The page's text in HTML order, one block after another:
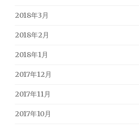
2018年3月
2018年2月
2018年1月
2017年12月
2017年11月
2017年10月